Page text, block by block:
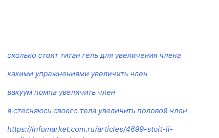
сколько стоит титан гель для увеличения члена
какими упражнениями увеличить член
вакуум помпа увеличить член
я стесняюсь своего тела увеличить половой член
https://infomarket.com.ru/articles/4699-stoit-li-